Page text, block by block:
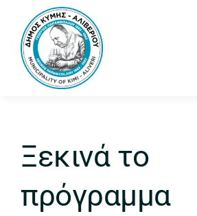
content
Ξεκινά το
πρόγραμμα